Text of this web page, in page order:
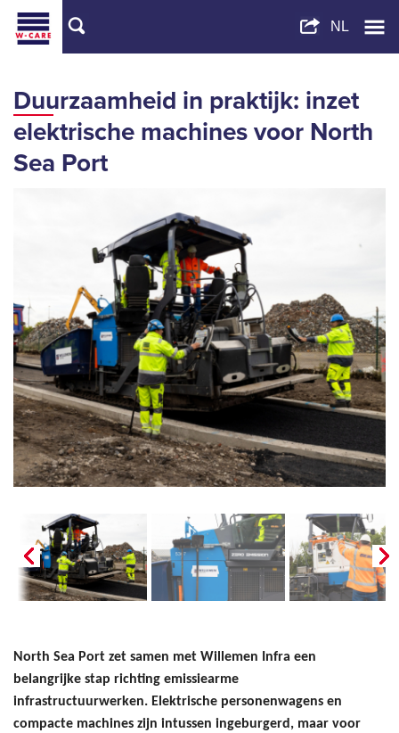
Duurzaamheid in praktijk: inzet
elektrische machines voor North
Sea Port
North Sea Port zet samen met Willemen Infra een
belangrijke stap richting emissiearme
infrastructuurwerken. Elektrische personenwagens en
compacte machines zijn intussen ingeburgerd, maar voor